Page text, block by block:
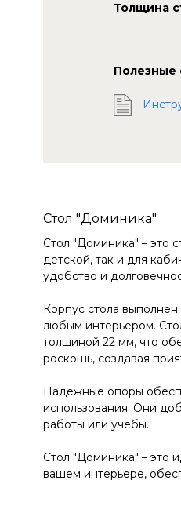
Стол "Доминика"
Толщина
Полезные
Стол "Доминика" – это
детской, так и для
удобство и
Корпус стола
любым интерьером.
толщиной 22 мм, что
роскошь, создавая
Надежные опоры
использования. Они
работы или учебы.
Стол "Доминика" – это
вашем интерьере,